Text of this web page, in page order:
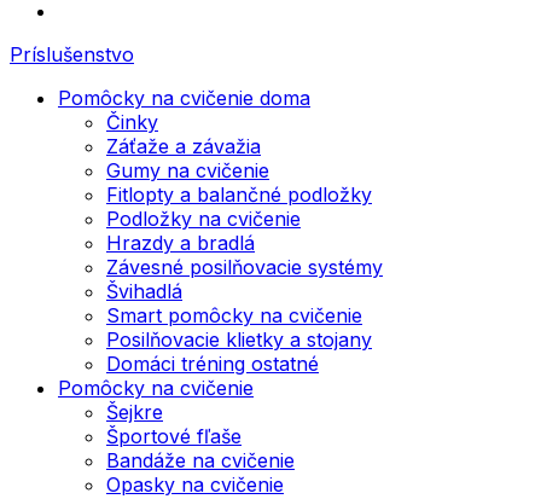
Príslušenstvo
Pomôcky na cvičenie doma
Činky
Záťaže a závažia
Gumy na cvičenie
Fitlopty a balančné podložky
Podložky na cvičenie
Hrazdy a bradlá
Závesné posilňovacie systémy
Švihadlá
Smart pomôcky na cvičenie
Posilňovacie klietky a stojany
Domáci tréning ostatné
Pomôcky na cvičenie
Šejkre
Športové fľaše
Bandáže na cvičenie
Opasky na cvičenie